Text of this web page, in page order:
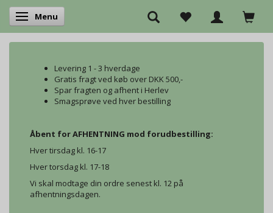
Skifte navigation
Menu
Levering 1 - 3 hverdage
Gratis fragt ved køb over DKK 500,-
Spar fragten og afhent i Herlev
Smagsprøve ved hver bestilling
Åbent for AFHENTNING mod forudbestilling:
Hver tirsdag kl. 16-17
Hver torsdag kl. 17-18
Vi skal modtage din ordre senest kl. 12 på
afhentningsdagen.